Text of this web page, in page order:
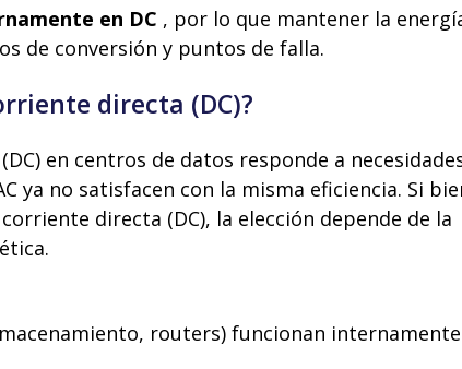
en DC , por lo que mantener la
de conversión y puntos de falla.
directa (DC)?
en centros de datos responde a
ya no satisfacen con la misma eficiencia. Si
directa (DC), la elección depende de la
routers) funcionan internamente